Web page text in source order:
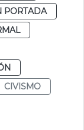
PORTADA
CIVISMO